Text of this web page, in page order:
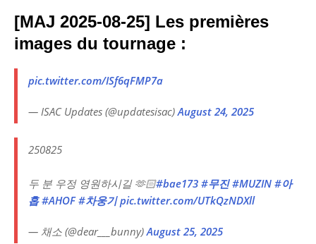
[MAJ 2025-08-25] Les premières
images du tournage :
pic.twitter.com/ISf6qFMP7a
— ISAC Updates (@updatesisac)August 24, 2025
250825
두 분 우정 영원하시길 🫶🏻#bae173 #무진 #MUZIN #아
홉 #AHOF #차웅기 pic.twitter.com/UTkQzNDXll
— 채소 (@dear___bunny)August 25, 2025